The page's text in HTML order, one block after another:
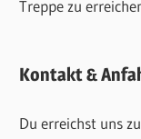
Treppe zu
Kontakt &
Du erreichst uns